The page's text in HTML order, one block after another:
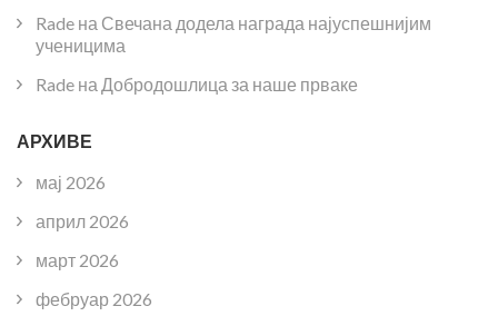
Rade на Свечана додела награда најуспешнијим
ученицима
Rade на Добродошлица за наше прваке
АРХИВЕ
мај 2026
април 2026
март 2026
фебруар 2026